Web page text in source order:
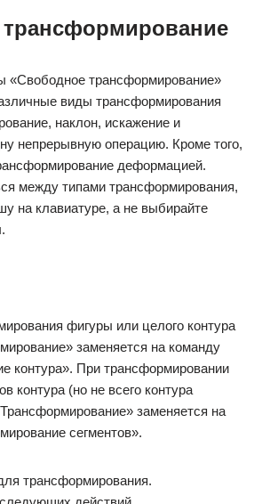
трансформирование»
виды трансформирования
наклон, искажение и
непрерывную операцию. Кроме того,
деформацией.
между типами трансформирования,
на клавиатуре, а не выбирайте
фигуры или целого контура
заменяется на команду
контура». При трансформировании
контура (но не всего контура
заменяется на
сегментов».
трансформирования.